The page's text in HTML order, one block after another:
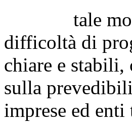
tale
difficoltà di
chiare e
sulla
imprese ed